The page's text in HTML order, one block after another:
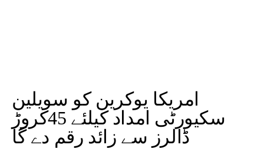
امریکا یوکرین کو سویلین
سکیورٹی امداد کیلئے 45کروڑ
ڈالرز سے زائد رقم دے گا